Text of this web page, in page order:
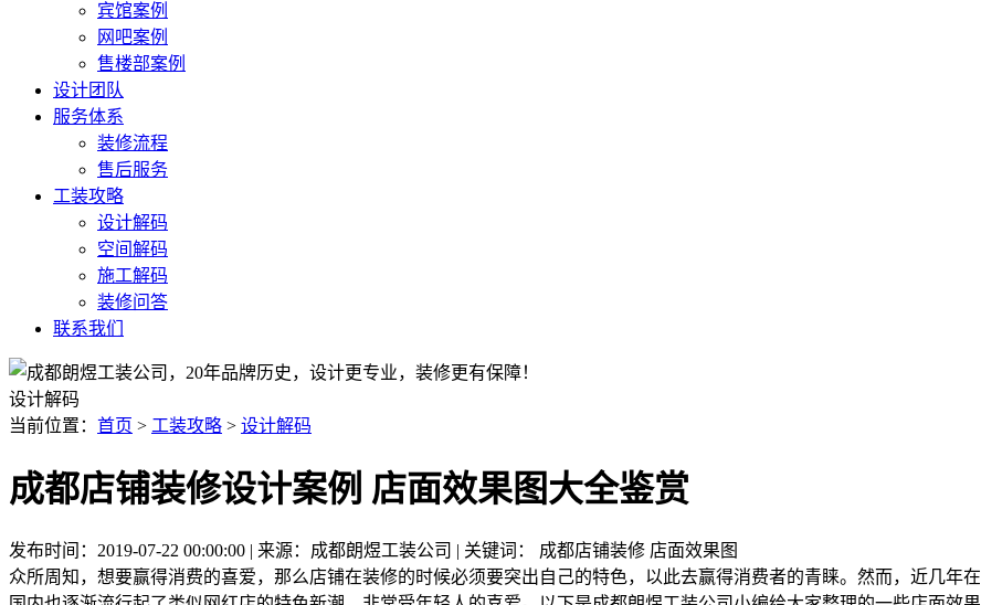
宾馆案例
网吧案例
售楼部案例
设计团队
服务体系
装修流程
售后服务
工装攻略
设计解码
空间解码
施工解码
装修问答
联系我们
设计解码
当前位置： 首页 > 工装攻略 > 设计解码
成都店铺装修设计案例 店面效果图大全鉴赏
发布时间：2019-07-22 00:00:00 | 来源：成都朗煜工装公司 | 关键词： 成都店铺装修 店面效果图
众所周知，想要赢得消费的喜爱，那么店铺在装修的时候必须要突出自己的特色，以此去赢得消费者的青睐。然而，近几年在